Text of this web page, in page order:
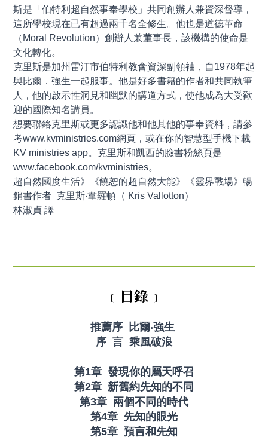
斯是「伯特利超自然事奉學校」共同創辦人兼資深督導，
這所學校現在已有超過兩千名全修生。他也是道德革命
（Moral Revolution）創辦人兼董事長，該機構的使命是
文化轉化。
克里斯是加州雷汀市伯特利教會資深副領袖，自1978年起
與比爾．強生一起服事。他是好多書籍的作者和共同執筆
人，他的啟示性洞見和幽默的講道方式，使他成為大受歡
迎的國際知名講員。
想要聯絡克里斯或更多認識他和他其他的事奉資料，請參
考www.kvministries.com網頁，或在你的智慧型手機下載
KV ministries app。克里斯和凱西的臉書粉絲頁是
www.facebook.com/kvministries。
超自然國度生活》《饒恕的超自然大能》《靈界戰場》暢
銷書作者 克里斯‧韋羅頓（ Kris Vallotton）
林淑貞 譯
﹝目錄﹞
推薦序 比爾‧強生
序 言 乘風破浪
第1章 發現你的屬天呼召
第2章 新舊約先知的不同
第3章 兩個不同的時代
第4章 先知的眼光
第5章 預言和先知